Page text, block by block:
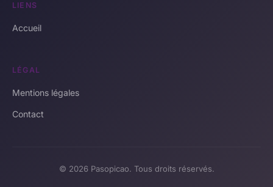
LIENS
Accueil
LÉGAL
Mentions légales
Contact
© 2026 Pasopicao. Tous droits réservés.